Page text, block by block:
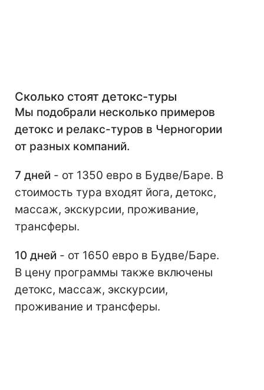
Сколько стоят детокс-туры
Мы подобрали несколько примеров
детокс и релакс-туров в Черногории
от разных компаний.
7 дней - от 1350 евро в Будве/Баре. В
стоимость тура входят йога, детокс,
массаж, экскурсии, проживание,
трансферы.
10 дней - от 1650 евро в Будве/Баре.
В цену программы также включены
детокс, массаж, экскурсии,
проживание и трансферы.